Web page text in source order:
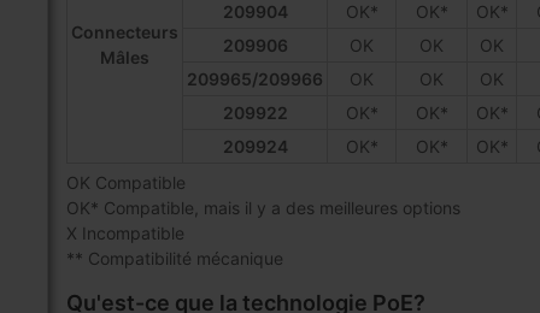
Connecteurs
Mâles
209904
OK* OK* OK*
209906
OK OK
OK
209965/209966
OK OK
OK
209922
OK* OK* OK*
209924
OK* OK* OK*
OK Compatible
OK* Compatible, mais il y a des meilleures options
X Incompatible
** Compatibilité mécanique
Qu'est-ce que la technologie PoE?